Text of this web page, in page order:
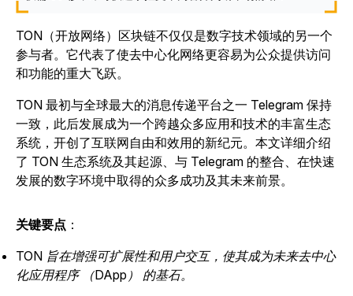
TON（开放网络）区块链不仅仅是数字技术领域的另一个
参与者。它代表了使去中心化网络更容易为公众提供访问
和功能的重大飞跃。
TON 最初与全球最大的消息传递平台之一 Telegram 保持
一致，此后发展成为一个跨越众多应用和技术的丰富生态
系统，开创了互联网自由和效用的新纪元。本文详细介绍
了 TON 生态系统及其起源、与 Telegram 的整合、在快速
发展的数字环境中取得的众多成功及其未来前景。
关键要点 ：
TON 旨在增强可扩展性和用户交互，使其成为未来去中心
化应用程序 （DApp） 的基石。